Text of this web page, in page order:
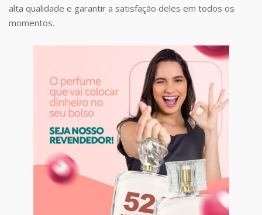
alta qualidade e garantir a satisfação deles em todos os
momentos.